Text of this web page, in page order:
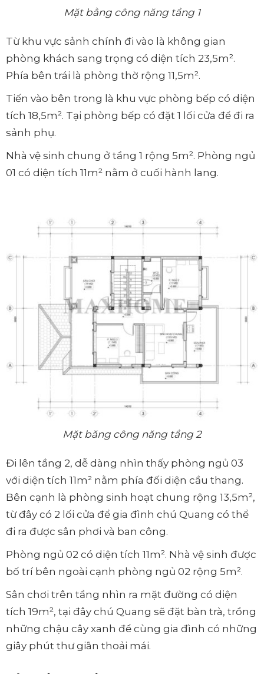
Mặt bằng công năng tầng 1
Từ khu vực sảnh chính đi vào là không gian
phòng khách sang trọng có diện tích 23,5m².
Phía bên trái là phòng thờ rộng 11,5m².
Tiến vào bên trong là khu vực phòng bếp có diện
tích 18,5m². Tại phòng bếp có đặt 1 lối cửa để đi ra
sảnh phụ.
Nhà vệ sinh chung ở tầng 1 rộng 5m². Phòng ngủ
01 có diện tích 11m² nằm ở cuối hành lang.
Mặt băng công năng tầng 2
Đi lên tầng 2, dễ dàng nhìn thấy phòng ngủ 03
với diện tích 11m² nằm phía đối diện cầu thang.
Bên cạnh là phòng sinh hoạt chung rộng 13,5m²,
từ đây có 2 lối cửa để gia đình chú Quang có thể
đi ra được sân phơi và ban công.
Phòng ngủ 02 có diện tích 11m². Nhà vệ sinh được
bố trí bên ngoài cạnh phòng ngủ 02 rộng 5m².
Sân chơi trên tầng nhìn ra mặt đường có diện
tích 19m², tại đây chú Quang sẽ đặt bàn trà, trồng
những chậu cây xanh để cùng gia đình có những
giây phút thư giãn thoải mái.